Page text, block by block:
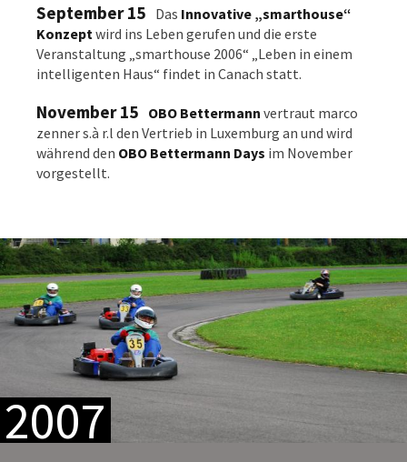
September 15 Das Innovative „smarthouse“
Konzept wird ins Leben gerufen und die erste
Veranstaltung „smarthouse 2006“ „Leben in einem
intelligenten Haus“ findet in Canach statt.
November 15 OBO Bettermann vertraut marco
zenner s.à r.l den Vertrieb in Luxemburg an und wird
während den OBO Bettermann Days im November
vorgestellt.
2007